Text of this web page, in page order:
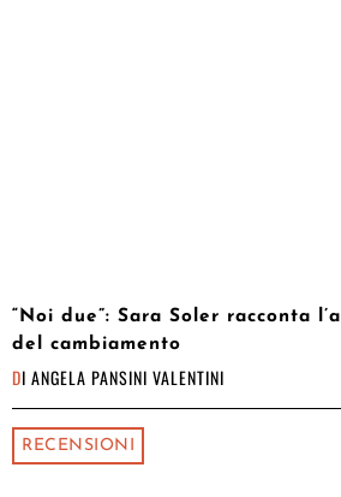
“Noi due”: Sara Soler racconta
del cambiamento
DI ANGELA PANSINI VALENTINI
RECENSIONI